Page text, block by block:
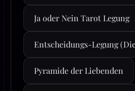
Ja oder Nein Tarot Legung
Entscheidungs-Legung
Pyramide der Liebenden